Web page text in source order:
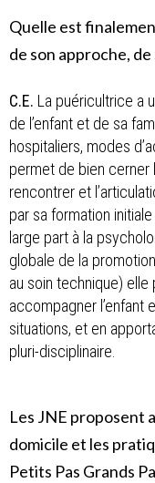
Quelle est
de son approche,
C.E. La puéricultrice a
de l’enfant et de sa
hospitaliers, modes
permet de bien cerner
rencontrer et
par sa formation
large part à la
globale de la
au soin technique)
accompagner l’enfant
situations, et en
pluri-disciplinaire.
Les JNE proposent
domicile et les
Petits Pas Grands